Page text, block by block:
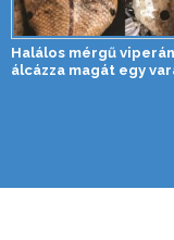
Halálos mérgű
álcázza magát egy